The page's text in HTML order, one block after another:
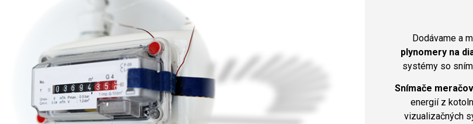
Dodávame a
plynomery na
systémy so
Snímače meračov
energií z
vizualizačných